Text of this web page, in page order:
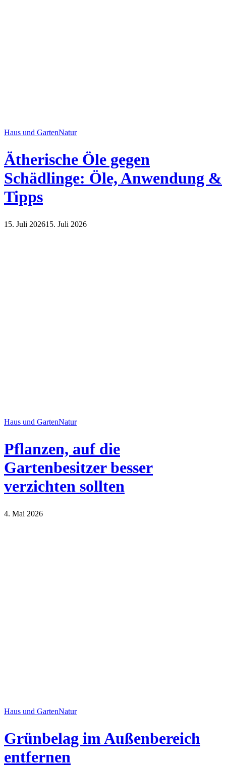
Haus und GartenNatur
Ätherische Öle gegen
Schädlinge: Öle, Anwendung &
Tipps
15. Juli 202615. Juli 2026
Haus und GartenNatur
Pflanzen, auf die
Gartenbesitzer besser
verzichten sollten
4. Mai 2026
Haus und GartenNatur
Grünbelag im Außenbereich
entfernen